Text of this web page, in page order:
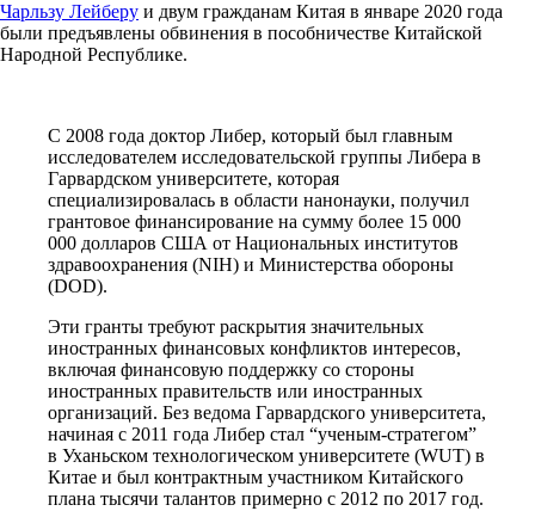
Чарльзу Лейберу и двум гражданам Китая в январе 2020 года
были предъявлены обвинения в пособничестве Китайской
Народной Республике.
С 2008 года доктор Либер, который был главным
исследователем исследовательской группы Либера в
Гарвардском университете, которая
специализировалась в области нанонауки, получил
грантовое финансирование на сумму более 15 000
000 долларов США от Национальных институтов
здравоохранения (NIH) и Министерства обороны
(DOD).
Эти гранты требуют раскрытия значительных
иностранных финансовых конфликтов интересов,
включая финансовую поддержку со стороны
иностранных правительств или иностранных
организаций. Без ведома Гарвардского университета,
начиная с 2011 года Либер стал “ученым-стратегом”
в Уханьском технологическом университете (WUT) в
Китае и был контрактным участником Китайского
плана тысячи талантов примерно с 2012 по 2017 год.